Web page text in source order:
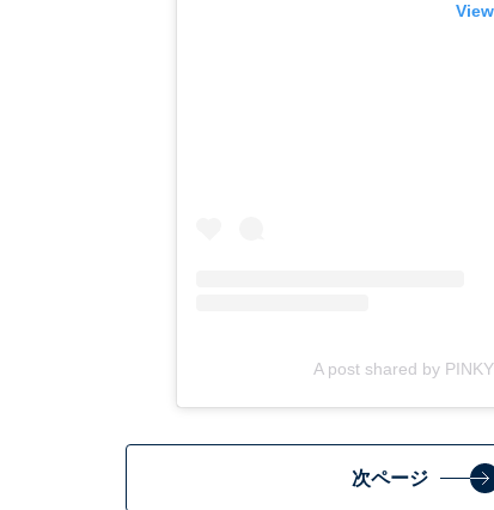
A post shared by
次ページ